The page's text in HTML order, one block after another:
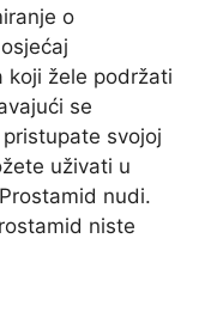
o
koji žele podržati
se
svojoj
uživati ​​u
nudi.
niste